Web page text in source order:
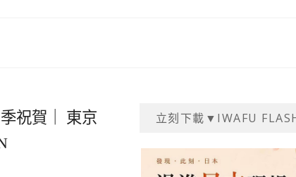
祝賀｜ 東京
立刻下載▼IWAFU